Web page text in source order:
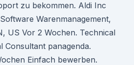
zu bekommen. Aldi Inc
Warenmanagement,
US Vor 2 Wochen. Technical
Consultant panagenda.
Einfach bewerben.